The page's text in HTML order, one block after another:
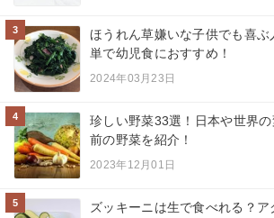
3
ほうれん草嫌いな子供でも喜
単で幼児食におすすめ！
2024年03月23日
4
珍しい野菜33選！日本や世界
前の野菜を紹介！
2023年12月01日
5
ズッキーニは生で食べれる？